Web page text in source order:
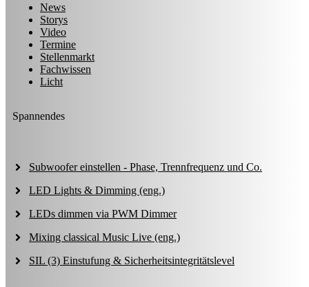
News
Storys
Video
Termine
Stellenmarkt
Fachwissen
Licht
Spannendes
Subwoofer einstellen - Phase, Trennfrequenz und Co.
LED Lights & Dimming (eng.)
LEDs dimmen via PWM Dimmer
Mixing classical Music Live (eng.)
SIL (3) Einstufung & Sicherheitsintegritätslevel